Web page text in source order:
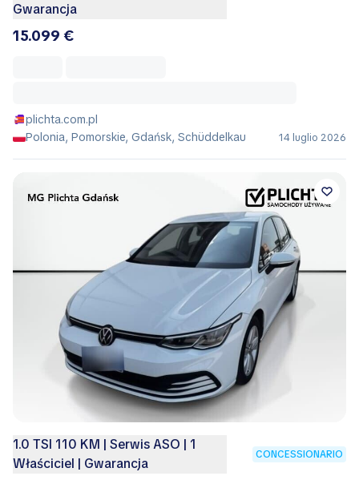
Gwarancja
15.099 €
plichta.com.pl
Polonia, Pomorskie, Gdańsk, Schüddelkau
14 luglio 2026
1.0 TSI 110 KM | Serwis ASO | 1
Właściciel | Gwarancja
CONCESSIONARIO